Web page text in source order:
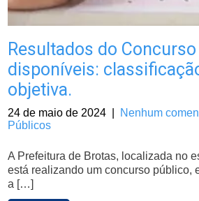
Resultados do
disponíveis:
objetiva.
24 de maio de 2024 Nenhum
Públicos
A Prefeitura de Brotas, localizada no
está realizando um concurso público,
a […]